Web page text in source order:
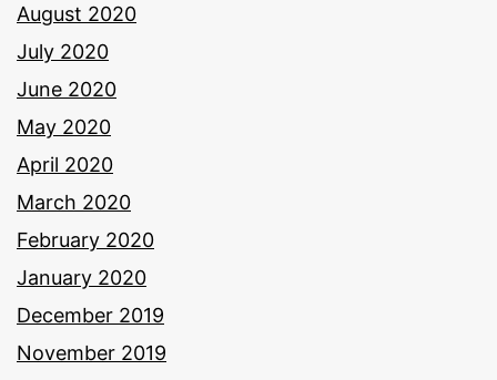
August 2020
July 2020
June 2020
May 2020
April 2020
March 2020
February 2020
January 2020
December 2019
November 2019